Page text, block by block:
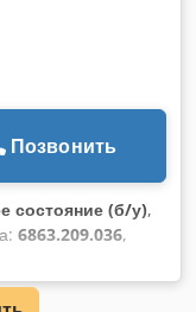
комплекте
•
Позвонить
состояние (б/у),
6863.209.036,
упаковки
упаковки.